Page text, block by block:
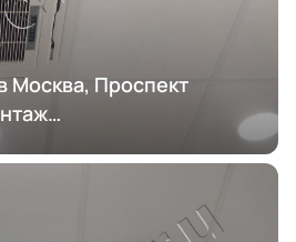
Москва, Проспект